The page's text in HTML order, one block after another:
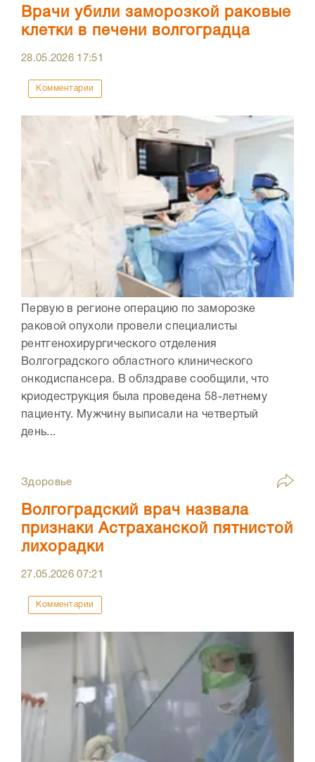
Врачи убили заморозкой раковые
клетки в печени волгоградца
28.05.2026 17:51
Комментарии
Первую в регионе операцию по заморозке
раковой опухоли провели специалисты
рентгенохирургического отделения
Волгоградского областного клинического
онкодиспансера. В облздраве сообщили, что
криодеструкция была проведена 58-летнему
пациенту. Мужчину выписали на четвертый
день...
Здоровье
Волгоградский врач назвала
признаки Астраханской пятнистой
лихорадки
27.05.202607:21
Комментарии